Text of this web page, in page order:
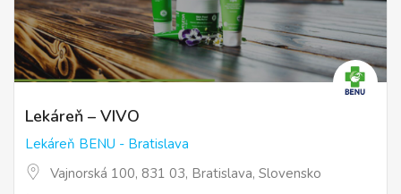
Lekáreň – VIVO
Lekáreň BENU - Bratislava
Vajnorská 100, 831 03, Bratislava, Slovensko